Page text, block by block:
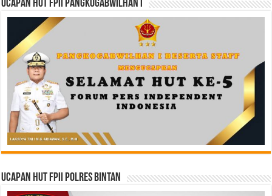
Ucapan HUT FPII PANGKOGABWILHAN I
Ucapan HUT FPII Polres Bintan